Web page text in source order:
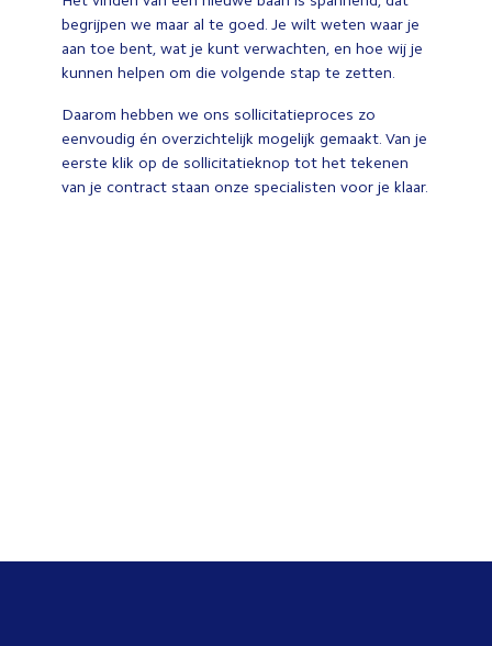
begrijpen we maar al te goed. Je wilt weten waar je
aan toe bent, wat je kunt verwachten, en hoe wij je
kunnen helpen om die volgende stap te zetten.
Daarom hebben we ons sollicitatieproces zo
eenvoudig én overzichtelijk mogelijk gemaakt. Van je
eerste klik op de sollicitatieknop tot het tekenen
van je contract staan onze specialisten voor je klaar.